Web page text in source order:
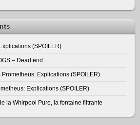
(SPOILER)
– Dead end
Prometheus: Explications (SPOILER)
Explications (SPOILER)
la Whirpool Pure, la fontaine filtrante